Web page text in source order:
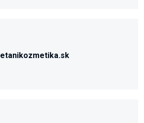
etanikozmetika.sk